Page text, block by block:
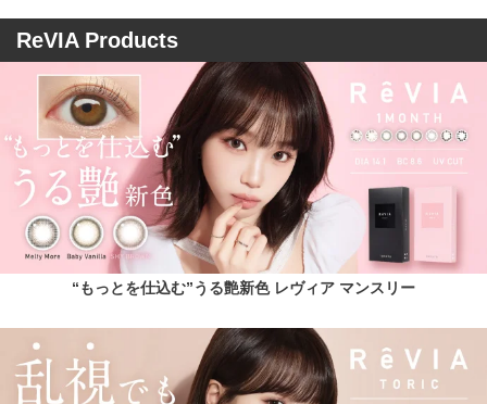
ReVIA Products
“もっとを仕込む”うる艶新色 レヴィア マンスリー